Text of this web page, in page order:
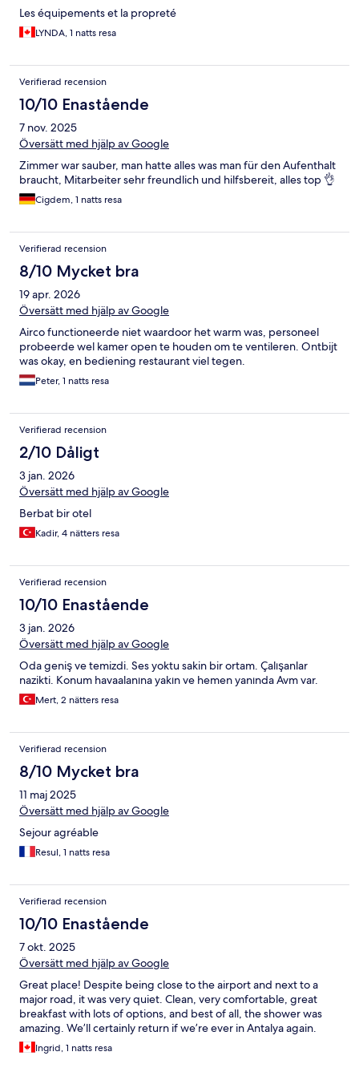
Les équipements et la propreté
LYNDA, 1 natts resa
Verifierad recension
10/10 Enastående
7 nov. 2025
Översätt med hjälp av Google
Zimmer war sauber, man hatte alles was man für den Aufenthalt
braucht, Mitarbeiter sehr freundlich und hilfsbereit, alles top 👌
Cigdem, 1 natts resa
Verifierad recension
8/10 Mycket bra
19 apr. 2026
Översätt med hjälp av Google
Airco functioneerde niet waardoor het warm was, personeel
probeerde wel kamer open te houden om te ventileren. Ontbijt
was okay, en bediening restaurant viel tegen.
Peter, 1 natts resa
Verifierad recension
2/10 Dåligt
3 jan. 2026
Översätt med hjälp av Google
Berbat bir otel
Kadir, 4 nätters resa
Verifierad recension
10/10 Enastående
3 jan. 2026
Översätt med hjälp av Google
Oda geniş ve temizdi. Ses yoktu sakin bir ortam. Çalışanlar
nazikti. Konum havaalanına yakın ve hemen yanında Avm var.
Mert, 2 nätters resa
Verifierad recension
8/10 Mycket bra
11 maj 2025
Översätt med hjälp av Google
Sejour agréable
Resul, 1 natts resa
Verifierad recension
10/10 Enastående
7 okt. 2025
Översätt med hjälp av Google
Great place! Despite being close to the airport and next to a
major road, it was very quiet. Clean, very comfortable, great
breakfast with lots of options, and best of all, the shower was
amazing. We’ll certainly return if we’re ever in Antalya again.
Ingrid, 1 natts resa